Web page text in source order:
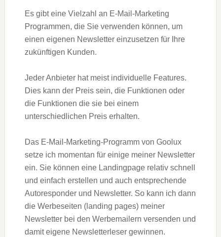
Es gibt eine Vielzahl an E-Mail-Marketing
Programmen, die Sie verwenden können, um
einen eigenen Newsletter einzusetzen für Ihre
zukünftigen Kunden.
Jeder Anbieter hat meist individuelle Features.
Dies kann der Preis sein, die Funktionen oder
die Funktionen die sie bei einem
unterschiedlichen Preis erhalten.
Das E-Mail-Marketing-Programm von Goolux
setze ich momentan für einige meiner Newsletter
ein. Sie können eine Landingpage relativ schnell
und einfach erstellen und auch entsprechende
Autoresponder und Newsletter. So kann ich dann
die Werbeseiten (landing pages) meiner
Newsletter bei den Werbemailern versenden und
damit eigene Newsletterleser gewinnen.